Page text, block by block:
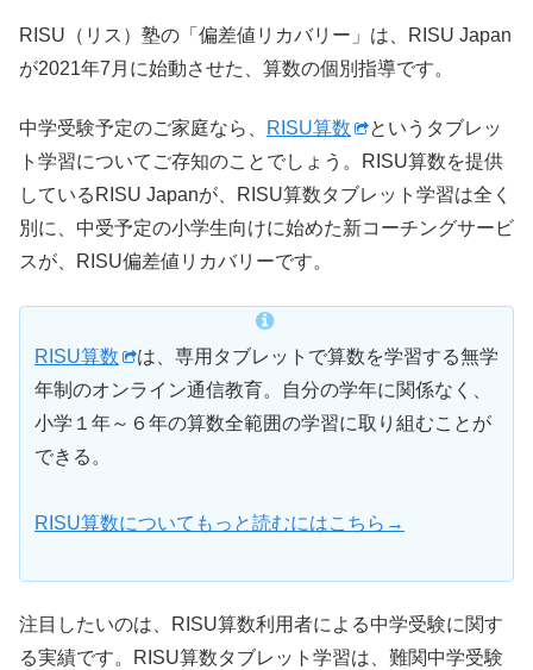
RISU（リス）塾の「偏差値リカバリー」は、RISU Japan
が2021年7月に始動させた、算数の個別指導です。
中学受験予定のご家庭なら、 RISU算数
というタブレッ
ト学習についてご存知のことでしょう。RISU算数を提供
しているRISU Japanが、RISU算数タブレット学習は全く
別に、中受予定の小学生向けに始めた新コーチングサービ
スが、RISU偏差値リカバリーです。
RISU算数
は、専用タブレットで算数を学習する無学
年制のオンライン通信教育。自分の学年に関係なく、
小学１年～６年の算数全範囲の学習に取り組むことが
できる。
RISU算数についてもっと読むにはこちら→
注目したいのは、RISU算数利用者による中学受験に関す
る実績です。RISU算数タブレット学習は、難関中学受験